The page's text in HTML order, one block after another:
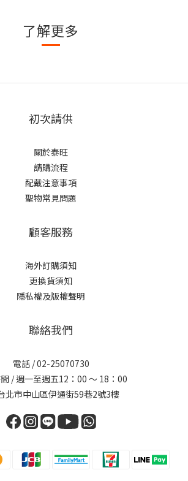
了解更多
初次請供
關於泰旺
請購流程
配戴注意事項
聖物常見問題
顧客服務
海外訂購須知
更換貨須知
隱私權及版權聲明
聯絡我們
電話 /02-25070730
/ 週一至週五12：00 ～ 18：00
北市中山區伊通街59巷2號3樓